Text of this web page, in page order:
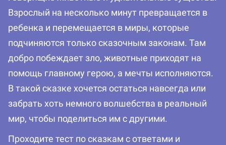
Взрослый на несколько минут превращается в
ребенка и перемещается в миры, которые
подчиняются только сказочным законам. Там
добро побеждает зло, животные приходят на
помощь главному герою, а мечты исполняются.
В такой сказке хочется остаться навсегда или
забрать хоть немного волшебства в реальный
мир, чтобы поделиться им с другими.
Проходите тест по сказкам с ответами и